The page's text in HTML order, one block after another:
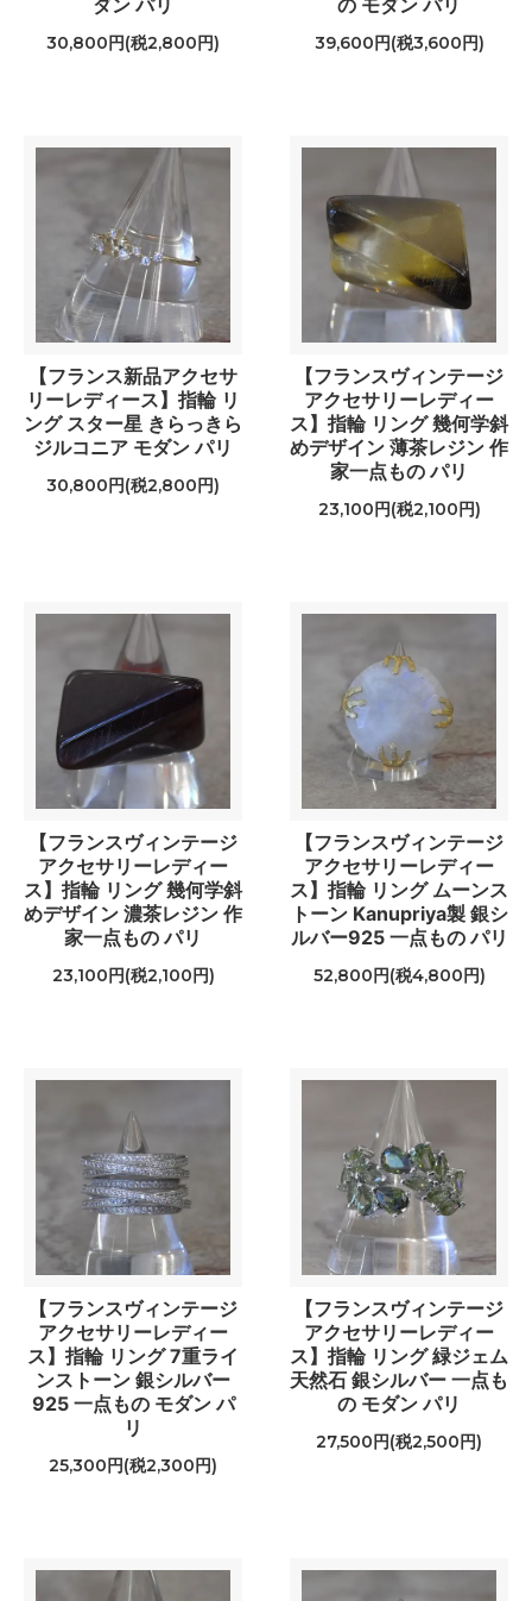
ダン パリ
30,800円(税2,800円)
の モダン パリ
39,600円(税3,600円)
【フランス新品アクセサ
リーレディース】指輪 リ
ング スター星 きらっきら
ジルコニア モダン パリ
30,800円(税2,800円)
【フランスヴィンテージ
アクセサリーレディー
ス】指輪 リング 幾何学斜
めデザイン 薄茶レジン 作
家一点もの パリ
23,100円(税2,100円)
【フランスヴィンテージ
アクセサリーレディー
ス】指輪 リング 幾何学斜
めデザイン 濃茶レジン 作
家一点もの パリ
23,100円(税2,100円)
【フランスヴィンテージ
アクセサリーレディー
ス】指輪 リング ムーンス
トーン Kanupriya製 銀シ
ルバー925 一点もの パリ
52,800円(税4,800円)
【フランスヴィンテージ
アクセサリーレディー
ス】指輪 リング 7重ライ
ンストーン 銀シルバー
925 一点もの モダン パ
リ
25,300円(税2,300円)
【フランスヴィンテージ
アクセサリーレディー
ス】指輪 リング 緑ジェム
天然石 銀シルバー 一点も
の モダン パリ
27,500円(税2,500円)